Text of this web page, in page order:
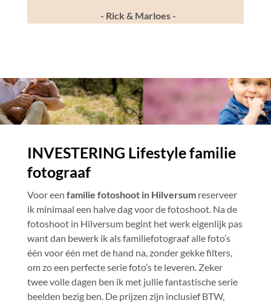
- Rick & Marloes -
INVESTERING Lifestyle familie
fotograaf
Voor een familie fotoshoot in Hilversum reserveer
ik minimaal een halve dag voor de fotoshoot. Na de
fotoshoot in Hilversum begint het werk eigenlijk pas
want dan bewerk ik als familiefotograaf alle foto’s
één voor één met de hand na, zonder gekke filters,
om zo een perfecte serie foto’s te leveren. Zeker
twee volle dagen ben ik met jullie fantastische serie
beelden bezig ben. De prijzen zijn inclusief BTW,